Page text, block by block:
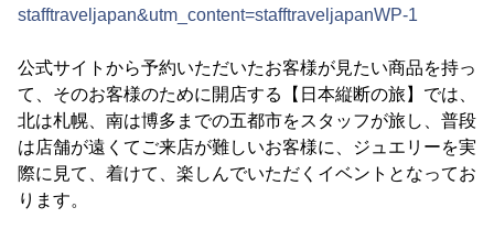
stafftraveljapan&utm_content=stafftraveljapanWP-1
公式サイトから予約いただいたお客様が見たい商品を持っ
て、そのお客様のために開店する【日本縦断の旅】では、
北は札幌、南は博多までの五都市をスタッフが旅し、普段
は店舗が遠くてご来店が難しいお客様に、ジュエリーを実
際に見て、着けて、楽しんでいただくイベントとなってお
ります。